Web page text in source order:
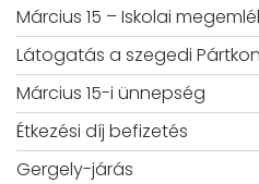
Március 15 – Iskolai
Látogatás a szegedi
Március 15-i ünnepség
Étkezési díj befizetés
Gergely-járás